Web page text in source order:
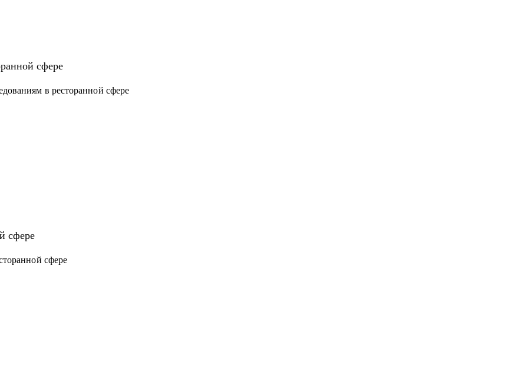
специфику маленьких городов.
они хотят.
сфере
в ресторанной сфере
сфере
сфере